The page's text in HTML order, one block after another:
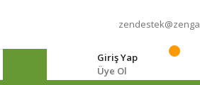
Giriş Yap
Üye Ol